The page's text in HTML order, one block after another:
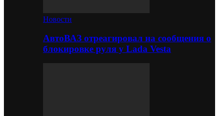
Новости
АвтоВАЗ отреагировал на сообщения о
блокировке руля у Lada Vesta